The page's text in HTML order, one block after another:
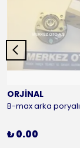
ORJİNAL
₺ 0.00